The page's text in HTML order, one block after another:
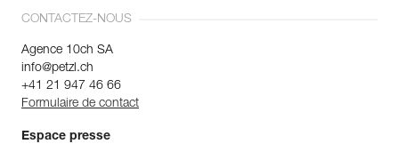
CONTACTEZ-NOUS
Agence 10ch SA
info@petzl.ch
+41 21 947 46 66
Formulaire de contact
Espace presse